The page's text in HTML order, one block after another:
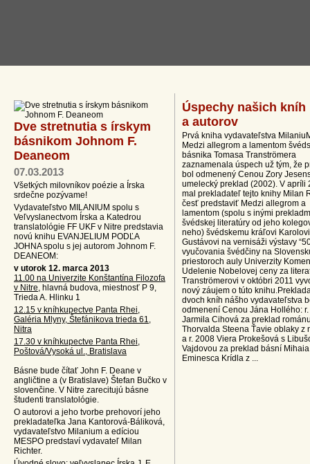
Dve stretnutia s írskym
básnikom Johnom F.
Deaneom
07.03.2013
Všetkých milovníkov poézie a Írska
srdečne pozývame!
Vydavateľstvo MILANIUM spolu s
Veľvyslanectvom Írska a Katedrou
translatológie FF UKF v Nitre predstavia
novú knihu EVANJELIUM PODĽA
JOHNA spolu s jej autorom Johnom F.
DEANEOM:
v utorok 12. marca 2013
11.00 na Univerzite Konštantína Filozofa
v Nitre, hlavná budova, miestnosť P 9,
Trieda A. Hlinku 1
12.15 v kníhkupectve Panta Rhei,
Galéria Mlyny, Štefánikova trieda 61,
Nitra
17.30 v kníhkupectve Panta Rhei,
Poštová/Vysoká ul., Bratislava
Básne bude čítať John F. Deane v
angličtine a (v Bratislave) Štefan Bučko v
slovenčine. V Nitre zarecitujú básne
študenti translatológie.
O autorovi a jeho tvorbe prehovorí jeho
prekladateľka Jana Kantorová-Báliková,
vydavateľstvo Milanium a edíciou
MESPO predstaví vydavateľ Milan
Richter.
Úspechy našich kníh
a autorov
Prvá kniha vydavateľstva
Medzi allegrom a lamentom
básnika Tomasa Tranströmera
zaznamenala úspech už tým, že
bol odmenený Cenou Zory
umelecký preklad (2002). V apríli
mal prekladateľ tejto knihy Milan
česť predstaviť Medzi allegrom a
lamentom (spolu s inými
švédskej literatúry od jeho
neho) švédskemu kráľovi
Gustávovi na vernisáži výstavy
vyučovania švédčiny na
priestoroch auly Univerzity
Udelenie Nobelovej ceny za
Tranströmerovi v októbri 2011
nový záujem o túto
dvoch kníh nášho vydavateľstva
odmenení Cenou Jána Hollého:
Jarmila Cihová za preklad
Thorvalda Steena Ťavie oblaky z
a r. 2008 Viera Prokešová s
Vajdovou za preklad básní Mihaia
Eminesca Krídla z ...